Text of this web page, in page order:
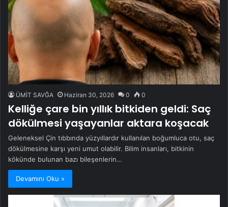
ÜMİT SAVĞA Haziran 30, 2026 0 0
Kelliğe çare bin yıllık bitkiden geldi: Saç
dökülmesi yaşayanlar aktara koşacak
Geleneksel Çin tıbbında yüzyıllardır kullanılan boğumluca otu, saç
dökülmesine karşı yeni umut olabilir. Bilim insanları, bitkinin
kökünde bulunan bazı bileşenlerin…
Devamını Oku »